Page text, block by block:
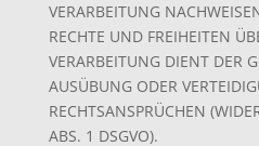
VERARBEITUNG
RECHTE UND FREIHEITEN
VERARBEITUNG DIENT DER
AUSÜBUNG ODER
RECHTSANSPRÜCHEN
ABS. 1 DSGVO).